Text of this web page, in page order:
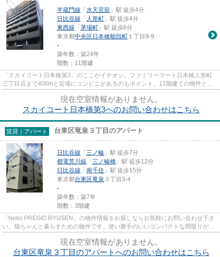
半蔵門線 「 水天宮前 」駅 徒歩4分
日比谷線 「 人形町 」駅 徒歩4分
東西線 「 茅場町 」駅 徒歩6分
東京都中央区 日本橋蛎殻町 １丁目9-9
-
築年数：築24年
階数：11階建
「スカイコート日本橋第3」のここがイチオシ。ファミリーマート日本橋人形町
三丁目店まで406mと近場にコンビニがあるのもポイント。11階建ての物件とな
現在空室情報がありません。
スカイコート日本橋第3へのお問い合わせはこちら
賃貸｜アパート 台東区竜泉３丁目のアパート
日比谷線 「 三ノ輪 」駅 徒歩7分
都電荒川線 「 三ノ輪橋 」駅 徒歩12分
日比谷線 「 南千住 」駅 徒歩15分
東京都台東区竜泉 ３丁目3-4
-
築年数：築7年
階数：3階建
「Neko PREGIO RYUSEN」の物件情報をお探しならお気軽にお問い合わせ下さ
い。猫ちゃんと暮らすための物件です。使い勝手のいいコンパクトな間取りが特
現在空室情報がありません。
台東区竜泉３丁目のアパートへのお問い合わせはこちら